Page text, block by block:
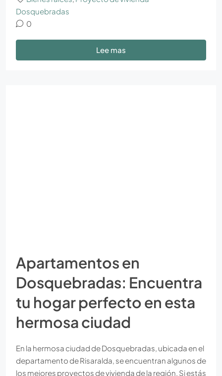
Dosquebradas
0
Lee mas
Apartamentos en
Dosquebradas: Encuentra
tu hogar perfecto en esta
hermosa ciudad
En la hermosa ciudad de Dosquebradas, ubicada en el
departamento de Risaralda, se encuentran algunos de
los mejores proyectos de vivienda de la región. Si estás